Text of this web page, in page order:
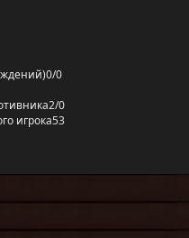
0/0
2/0
игрока53